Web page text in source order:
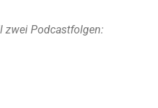
zwei Podcastfolgen: